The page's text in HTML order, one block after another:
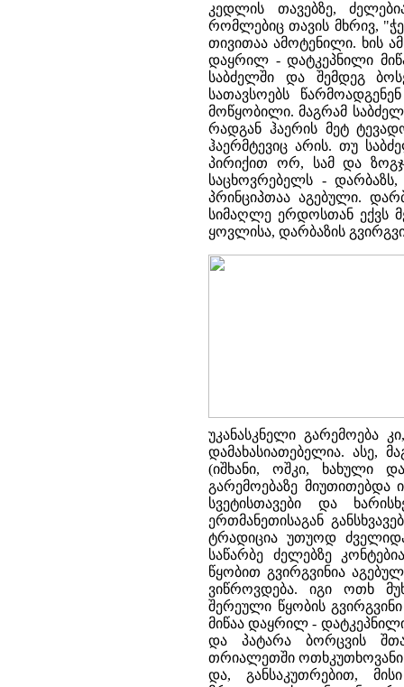
კედლის თავებზე,
რომლებიც თავის მხრივ,
თივითაა ამოტენილი. ხის
დაყრილ - დატკეპნილი
საბძელში და შემდეგ
სათავსოებს
მოწყობილი. მაგრამ
რადგან ჰაერის მეტ
ჰაერმტევიც არის. თუ
პირიქით ორ, სამ და
საცხოვრებელს -
პრინციპთაა აგებული.
სიმაღლე ერდოსთან ექვს
ყოვლისა, დარბაზის
უკანასკნელი გარემოება
დამახასიათებელია. ასე,
(იშხანი, ოშკი, ხახული
გარემოებაზე მიუთითებდა
სვეტისთავები და
ერთმანეთისაგან
ტრადიცია უთუოდ
საწარბე ძელებზე
წყობით გვირგვინია
ვიწროვდება. იგი ოთხ
შერეული წყობის
მიწაა დაყრილ -
და პატარა ბორცვის
თრიალეთში ოთხკუთხოვანი
და, განსაკუთრებით,